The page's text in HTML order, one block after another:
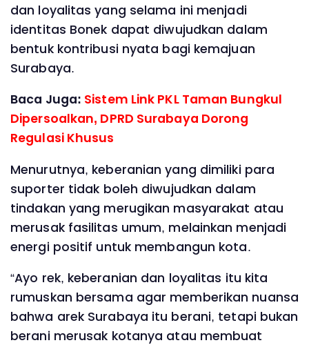
dan loyalitas yang selama ini menjadi
identitas Bonek dapat diwujudkan dalam
bentuk kontribusi nyata bagi kemajuan
Surabaya.
Baca Juga: ‎Sistem Link PKL Taman Bungkul
Dipersoalkan, DPRD Surabaya Dorong
Regulasi Khusus
‎Menurutnya, keberanian yang dimiliki para
suporter tidak boleh diwujudkan dalam
tindakan yang merugikan masyarakat atau
merusak fasilitas umum, melainkan menjadi
energi positif untuk membangun kota.
‎“Ayo rek, keberanian dan loyalitas itu kita
rumuskan bersama agar memberikan nuansa
bahwa arek Surabaya itu berani, tetapi bukan
berani merusak kotanya atau membuat